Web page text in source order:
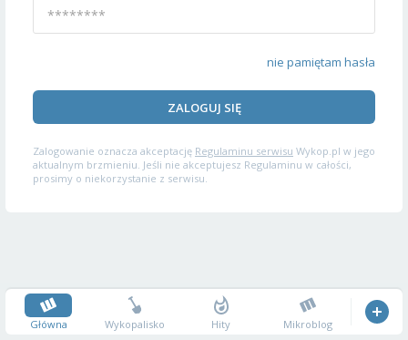
nie pamiętam hasła
ZALOGUJ SIĘ
Zalogowanie oznacza akceptację Regulaminu serwisu Wykop.pl w jego
aktualnym brzmieniu. Jeśli nie akceptujesz Regulaminu w całości,
prosimy o niekorzystanie z serwisu.
Główna Wykopalisko Hity Mikroblog